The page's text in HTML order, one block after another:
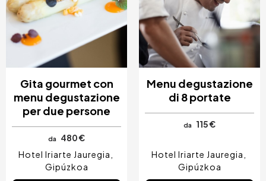
Costa Blanca, Spagna
Bilbao, Spagna
Cancun, Mexico
Amsterdam, Paesi Bassi
Nizza, Francia
Gita gourmet con
menu degustazione
per due persone
da
480 €
Hotel Iriarte Jauregia
Gipúzkoa
Menu degustazione
di 8 portate
da 115 €
Hotel Iriarte Jauregia
Gipúzkoa